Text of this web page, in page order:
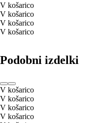
V košarico
V košarico
V košarico
V košarico
Podobni izdelki
V košarico
V košarico
V košarico
V košarico